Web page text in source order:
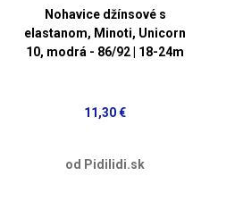
Nohavice džínsové s
elastanom, Minoti, Unicorn
10, modrá - 86/92 | 18-24m
11,30 €
od Pidilidi.sk